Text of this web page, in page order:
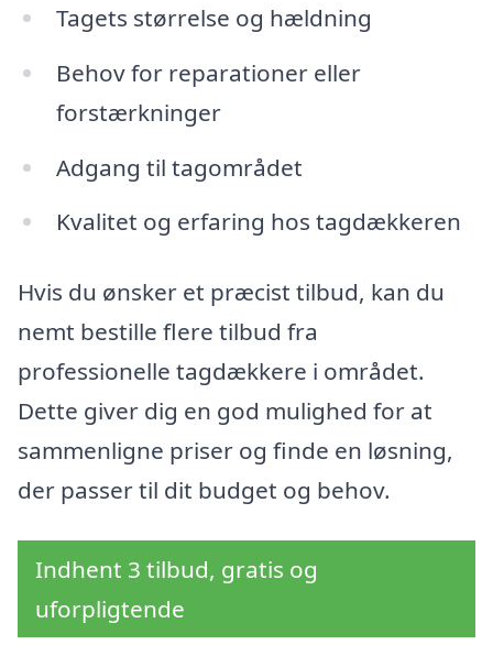
Tagets størrelse og hældning
Behov for reparationer eller
forstærkninger
Adgang til tagområdet
Kvalitet og erfaring hos tagdækkeren
Hvis du ønsker et præcist tilbud, kan du
nemt bestille flere tilbud fra
professionelle tagdækkere i området.
Dette giver dig en god mulighed for at
sammenligne priser og finde en løsning,
der passer til dit budget og behov.
Indhent 3 tilbud, gratis og
uforpligtende